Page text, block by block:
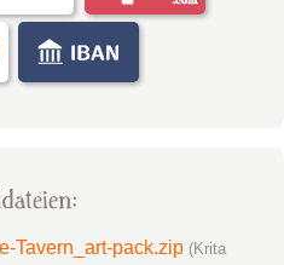
Tavern_art-pack.zip (Krita